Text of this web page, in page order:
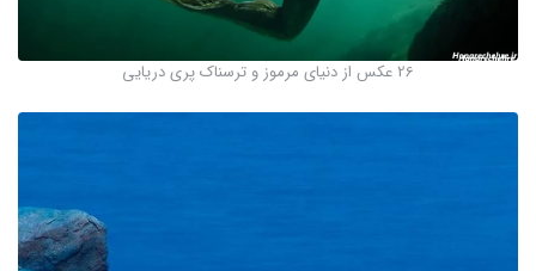
26 عکس از دنیای مرموز و ترسناک پری دریایی